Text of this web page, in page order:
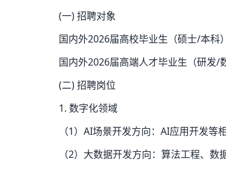
(一) 招聘对象
国内外2026届高校毕业生（硕士/本科）
国内外2026届高端人才毕业生（研发/
(二) 招聘岗位
1. 数字化领域
（1）AI场景开发方向：AI应用开发等
（2）大数据开发方向：算法工程、